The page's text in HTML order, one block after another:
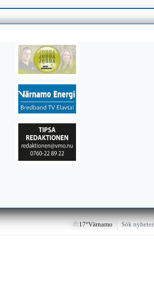
17°Värnamo Sök nyheter